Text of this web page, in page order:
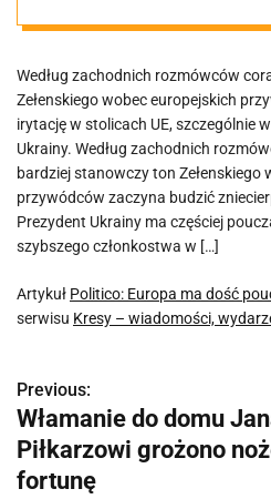
Według zachodnich rozmówców
Zełenskiego wobec europejskich
irytację w stolicach UE, szczególnie
Ukrainy. Według zachodnich
bardziej stanowczy ton Zełenskiego
przywódców zaczyna budzić
Prezydent Ukrainy ma częściej
szybszego członkostwa w […]
Artykuł Politico: Europa ma dość
serwisu Kresy – wiadomości,
N
a
w
Previous:
Włamanie do domu
Piłkarzowi grożono
fortunę